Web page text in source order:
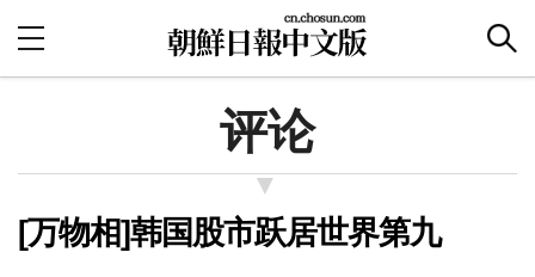
评论
[万物相]韩国股市跃居世界第九